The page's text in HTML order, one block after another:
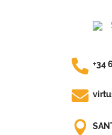
+34